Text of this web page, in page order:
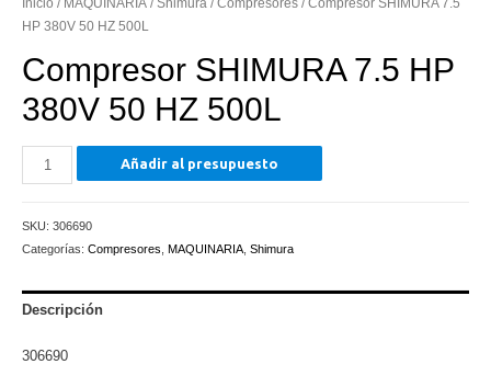
Inicio / MAQUINARIA /Shimura /Compresores / Compresor SHIMURA 7.5
HP 380V 50 HZ 500L
Compresor SHIMURA 7.5 HP
380V 50 HZ 500L
Compresor
SHIMURA
HP
380V
HZ
cantidad
Añadir al presupuesto
SKU: 306690
Categorías: Compresores MAQUINARIA Shimura
Descripción
306690